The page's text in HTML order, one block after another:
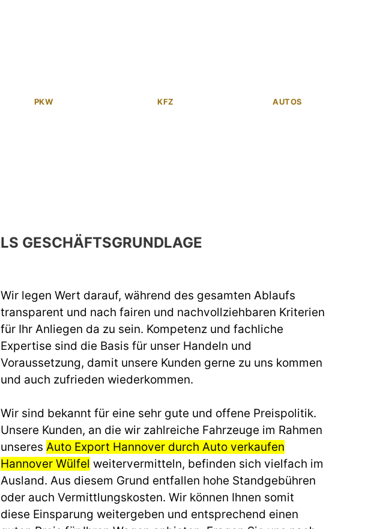
PKW KFZ AUTOS
GESCHÄFTSGRUNDLAGE
Wir legen Wert darauf, während des gesamten Ablaufs
transparent und nach fairen und nachvollziehbaren Kriterien
für Ihr Anliegen da zu sein. Kompetenz und fachliche
Expertise sind die Basis für unser Handeln und
Voraussetzung, damit unsere Kunden gerne zu uns kommen
und auch zufrieden wiederkommen.
Wir sind bekannt für eine sehr gute und offene Preispolitik.
Unsere Kunden, an die wir zahlreiche Fahrzeuge im Rahmen
unseres Auto Export Hannover durch Auto verkaufen
Hannover Wülfel weitervermitteln, befinden sich vielfach im
Ausland. Aus diesem Grund entfallen hohe Standgebühren
oder auch Vermittlungskosten. Wir können Ihnen somit
diese Einsparung weitergeben und entsprechend einen